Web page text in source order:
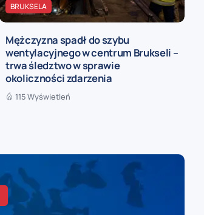
BRUKSELA
Mężczyzna spadł do szybu
wentylacyjnego w centrum Brukseli –
trwa śledztwo w sprawie
okoliczności zdarzenia
115 Wyświetleń